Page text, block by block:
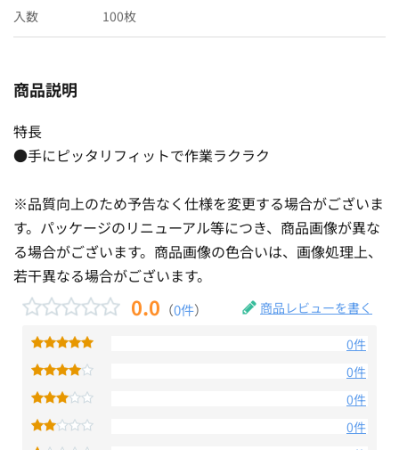
入数 100枚
商品説明
特長
●手にピッタリフィットで作業ラクラク
※品質向上のため予告なく仕様を変更する場合がございま
す。パッケージのリニューアル等につき、商品画像が異な
る場合がございます。商品画像の色合いは、画像処理上、
若干異なる場合がございます。
0.0 （0件） 商品レビューを書く
0件
0件
0件
0件